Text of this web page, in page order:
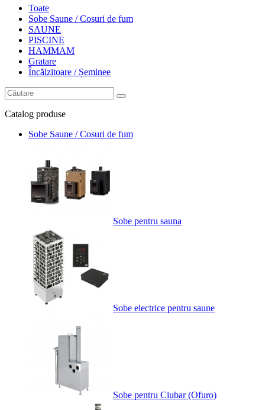
Toate
Sobe Saune / Cosuri de fum
SAUNE
PISCINE
HAMMAM
Gratare
Încălzitoare / Șeminee
Catalog produse
Sobe Saune / Cosuri de fum
Sobe pentru sauna
Sobe electrice pentru saune
Sobe pentru Ciubar (Ofuro)